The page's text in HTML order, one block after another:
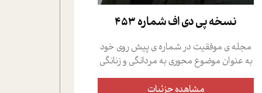
نسخه پي دي اف شماره 453
مجله ی موفقیت در شماره ی پیش روی خود
به عنوان موضوع محوری به مردانگی و زنانگی
سمی پرداخته است؛ علاوه بر این که؛ گفت و
گویی اختصاصی داشته ایم با فردین علیخواه،
مشاهده جزئیات